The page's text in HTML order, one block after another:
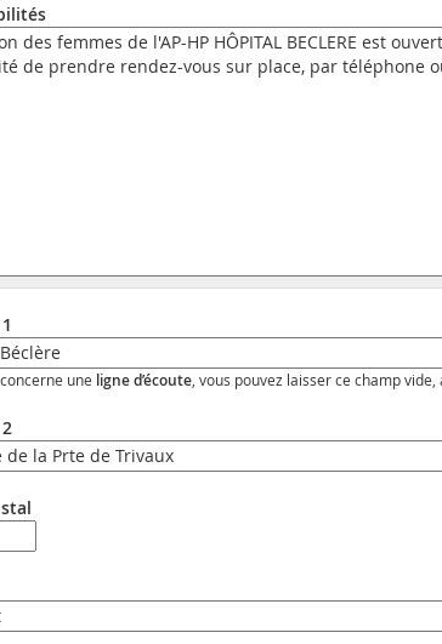
une ligne d’écoute , vous pouvez laisser ce champ